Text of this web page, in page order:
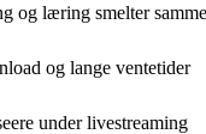
og læring smelter
og lange ventetider
under livestreaming